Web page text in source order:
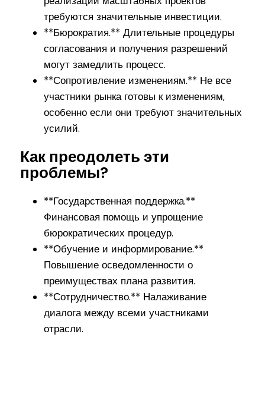
требуются значительные инвестиции.
**Бюрократия.** Длительные процедуры
согласования и получения разрешений
могут замедлить процесс.
**Сопротивление изменениям.** Не все
участники рынка готовы к изменениям,
особенно если они требуют значительных
усилий.
Как преодолеть эти
проблемы?
**Государственная поддержка.**
Финансовая помощь и упрощение
бюрократических процедур.
**Обучение и информирование.**
Повышение осведомленности о
преимуществах плана развития.
**Сотрудничество.** Налаживание
диалога между всеми участниками
отрасли.